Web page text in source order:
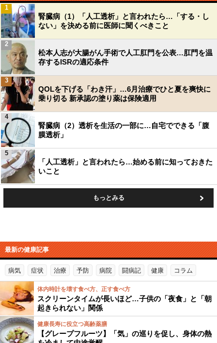
腎臓病（1）「人工透析」と言われたら…「する・し
ない」を決める前に医師に聞くべきこと
1
松本人志が大腸がん手術で人工肛門を公表…肛門を温
存するISRの適応条件
2
QOLを下げる「わき汗」…6月治療でひと夏を爽快に
乗り切る 新承認の塗り薬は保険適用
3
腎臓病（2）透析を生活の一部に…自宅でできる「腹
膜透析」
4
「人工透析」と言われたら…始める前に知っておきた
いこと
5
もっとみる
最新の健康記事
病気 症状 治療 予防 病院 闘病記 健康 コラム
体内時計を壊す食べ方、正す食べ方
スクリーンタイムが長いほど…子供の「夜食」と「朝
起きられない」関係
健康長寿に役立つ高齢薬膳
【グレープフルーツ】「気」の巡りを促し、身体の熱